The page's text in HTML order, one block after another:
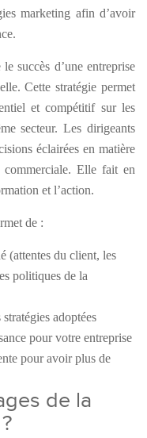
marketing afin d’avoir
succès d’une entreprise
Cette stratégie permet
et compétitif sur les
secteur. Les dirigeants
éclairées en matière
Elle fait en
et l’action.
de :
(attentes du client, les
politiques de la
adoptées
pour votre entreprise
pour avoir plus de
de la